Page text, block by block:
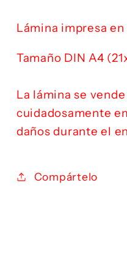
Lámina impresa
Tamaño DIN A4
La lámina se
cuidadosamente
daños durante el
Compártelo